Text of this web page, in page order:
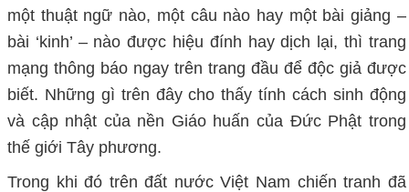
một thuật ngữ nào, một câu nào hay một bài giảng –
bài ‘kinh’ – nào được hiệu đính hay dịch lại, thì trang
mạng thông báo ngay trên trang đầu để độc giả được
biết. Những gì trên đây cho thấy tính cách sinh động
và cập nhật của nền Giáo huấn của Đức Phật trong
thế giới Tây phương.
Trong khi đó trên đất nước Việt Nam chiến tranh đã